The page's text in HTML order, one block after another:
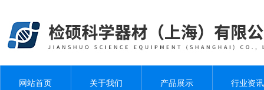
网站首页 关于我们 产品展示 行业资讯